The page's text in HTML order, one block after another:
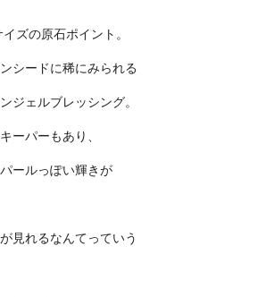
ズの原石ポイント。
シードに稀にみられる
ジェルブレッシング。
ーパーもあり、
ールっぽい輝きが
見れるなんてっていう